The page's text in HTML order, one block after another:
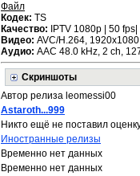
Файл
Кодек: TS
Качество:
IPTV 1080р | 50 fps|
Видео: AVC/H.264,
Аудио: ААС 48.0 kHz, 2 сh,
Скриншоты
Автор релиза leomessi00
Astaroth...999
Никто ещё не поставил
Иностранные релизы
Временно нет данных
Временно нет данных